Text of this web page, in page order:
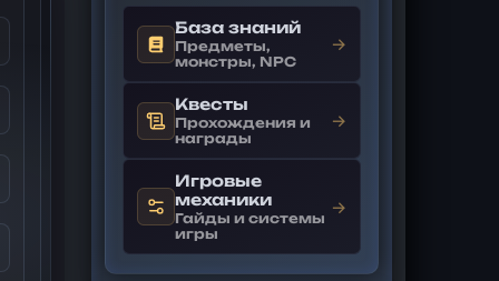
База знаний
Предметы,
монстры, NPC
→
Квесты
Прохождения и
награды
→
Игровые
механики
Гайды и системы
игры
→